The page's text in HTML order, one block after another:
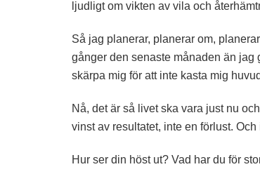
ljudligt om vikten av vila och
Så jag planerar, planerar om,
gånger den senaste månaden än jag
skärpa mig för att inte kasta mig
Nå, det är så livet ska vara just nu
vinst av resultatet, inte en förlust.
Hur ser din höst ut? Vad har du för